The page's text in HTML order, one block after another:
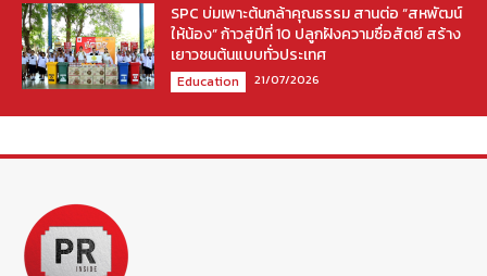
SPC บ่มเพาะต้นกล้าคุณธรรม สานต่อ “สหพัฒน์
ให้น้อง” ก้าวสู่ปีที่ 10 ปลูกฝังความซื่อสัตย์ สร้าง
เยาวชนต้นแบบทั่วประเทศ
Education 21/07/2026